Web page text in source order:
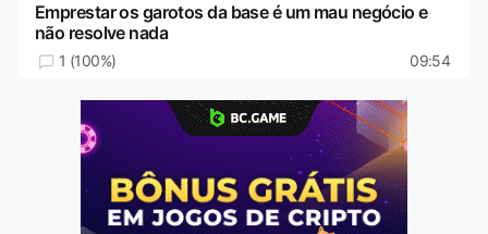
Emprestar os garotos da base é um mau negócio e
não resolve nada
1 (100%) 09:54